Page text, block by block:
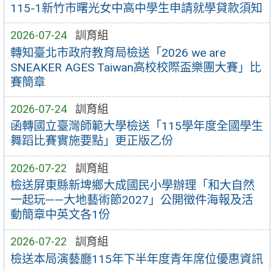
115-1新竹市曙光女中高中學生申請就學貸款須知
2026-07-24 訓育組
轉知臺北市政府教育局檢送「2026 we are
SNEAKER AGES Taiwan高校校際盃樂團大賽」比
賽簡章
2026-07-24 訓育組
函轉國立臺灣師範大學檢送「115學年度全國學生
舞蹈比賽實施要點」更正版乙份
2026-07-22 訓育組
檢送屏東縣新埤鄉大成國民小學辦理「和大自然
一起玩——大地藝術節2027」公開徵件海報及活
動簡章中英文各1份
2026-07-22 訓育組
檢送本局演藝廳115年下半年度青年席位優惠資訊